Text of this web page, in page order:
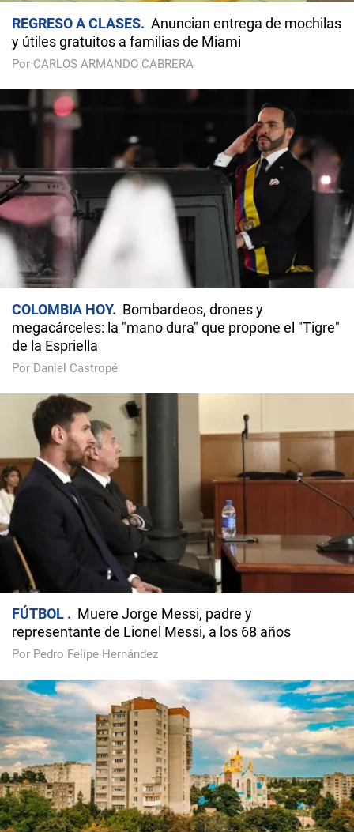
REGRESO A CLASES
Anuncian entrega de mochilas
y útiles gratuitos a familias de Miami
Por CARLOS ARMANDO CABRERA
COLOMBIA HOY
Bombardeos, drones y
megacárceles: la "mano dura" que propone el "Tigre"
de la Espriella
Por Daniel Castropé
FÚTBOL
Muere Jorge Messi, padre y
representante de Lionel Messi, a los 68 años
Por Pedro Felipe Hernández